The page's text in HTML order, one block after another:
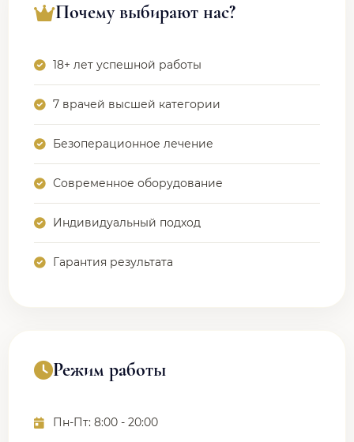
Почему выбирают нас?
18+ лет успешной работы
7 врачей высшей категории
Безоперационное лечение
Современное оборудование
Индивидуальный подход
Гарантия результата
Режим работы
Пн-Пт: 8:00 - 20:00